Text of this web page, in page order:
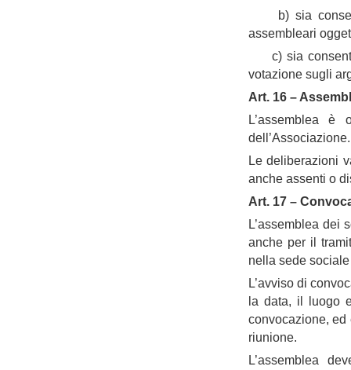
b) sia
assembleari
c) sia
votazione
Art. 16 –
L’assemblea
dell’Associazione.
Le deliberazioni
anche assenti o
Art. 17 –
L’assemblea dei
anche per il
nella sede
L’avviso di
la data, il luogo
convocazione,
riunione.
L’assemblea